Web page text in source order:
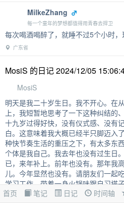
首页 笔记 日记 时间轴
MilkeZhang
每一个童年的梦想都值得用青春去捍卫
每次喝酒喝醉了，就睡不过5个小时
广东省
MosiS 的日记 2024/12/05
MosiS
明天是我二十岁生日。我不开心。在
上，我短暂地思考了一下这种纠结的
十九岁过得好快，没有仪式感、没有
白。这意味着我大概已经半只脚迈入
种快节奏生活的重压之下，有太多东
个体是我自己。我去年也没有过生日
已，来年补上。前年也没有。那年我
儿。今年显然也没有。请朋友们一起
学习工作，带着一身火锅味跟自习搭
日记 上海市 点赞：1 留言：2